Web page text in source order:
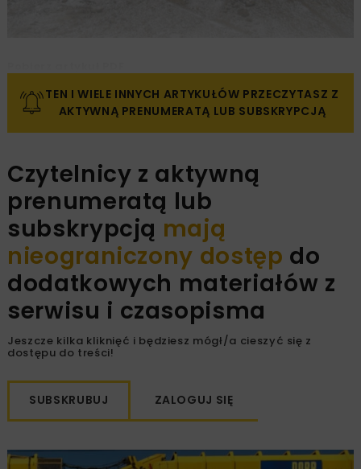
TEN I WIELE INNYCH ARTYKUŁÓW PRZECZYTASZ Z
AKTYWNĄ PRENUMERATĄ LUB SUBSKRYPCJĄ
Czytelnicy z aktywną
prenumeratą lub
subskrypcją mają
nieograniczony dostęp do
dodatkowych materiałów z
serwisu i czasopisma
Jeszcze kilka kliknięć i będziesz mógł/a cieszyć się z
dostępu do treści!
SUBSKRUBUJ ZALOGUJ SIĘ